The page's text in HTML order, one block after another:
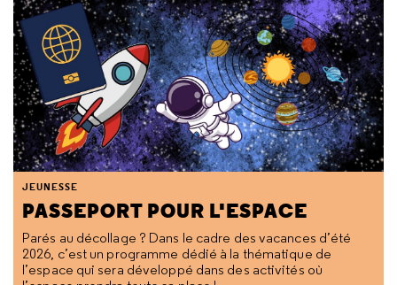
PASSEPORT POUR L'ESPACE
JEUNESSE
Parés au décollage ? Dans le cadre des vacances d’été
2026, c’est un programme dédié à la thématique de
l’espace qui sera développé dans des activités où